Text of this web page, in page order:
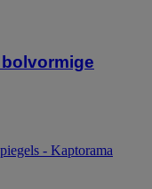
- Kaptorama